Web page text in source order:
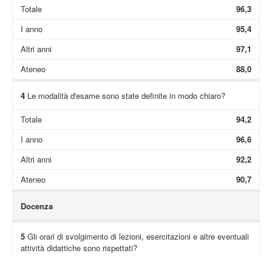
Totale
96,3
I anno
95,4
Altri anni
97,1
Ateneo
88,0
4Le modalità d'esame sono state definite in modo chiaro?
Totale
94,2
I anno
96,6
Altri anni
92,2
Ateneo
90,7
Docenza
5Gli orari di svolgimento di lezioni, esercitazioni e altre eventuali
attività didattiche sono rispettati?